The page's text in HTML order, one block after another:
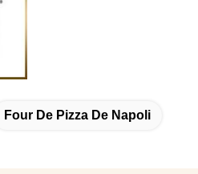
Four De Pizza De Napoli